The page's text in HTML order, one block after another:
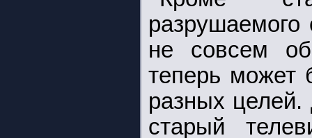
разрушаемого
не совсем
теперь может
разных целей.
старый